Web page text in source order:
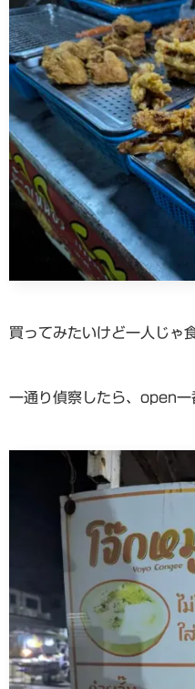
買ってみたいけど一人じゃ
一通り偵察したら、open一